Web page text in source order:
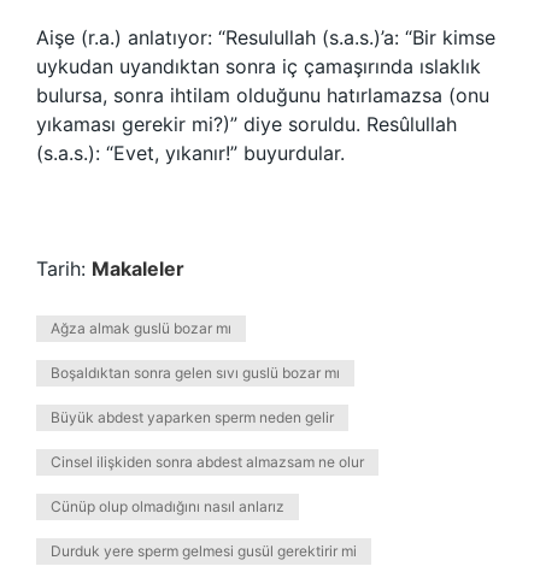
Aişe (r.a.) anlatıyor: “Resulullah (s.a.s.)’a: “Bir kimse
uykudan uyandıktan sonra iç çamaşırında ıslaklık
bulursa, sonra ihtilam olduğunu hatırlamazsa (onu
yıkaması gerekir mi?)” diye soruldu. Resûlullah
(s.a.s.): “Evet, yıkanır!” buyurdular.
Tarih: Makaleler
Ağza almak guslü bozar mı
Boşaldıktan sonra gelen sıvı guslü bozar mı
Büyük abdest yaparken sperm neden gelir
Cinsel ilişkiden sonra abdest almazsam ne olur
Cünüp olup olmadığını nasıl anlarız
Durduk yere sperm gelmesi gusül gerektirir mi